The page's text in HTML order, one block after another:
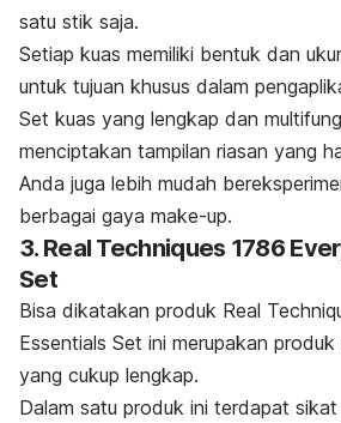
satu stik saja.
Setiap kuas memiliki bentuk dan
untuk tujuan khusus dalam
Set kuas yang lengkap dan
menciptakan tampilan riasan yang
Anda juga lebih mudah
berbagai gaya make-up.
3. Real Techniques 1786
Set
Bisa dikatakan produk Real
Essentials Set ini merupakan produk
yang cukup lengkap.
Dalam satu produk ini terdapat